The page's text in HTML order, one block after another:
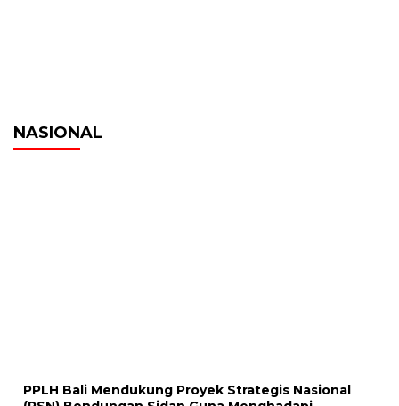
NASIONAL
PPLH Bali Mendukung Proyek Strategis Nasional